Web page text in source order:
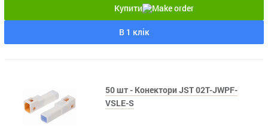
Купити
В 1 клік
50 шт - Конектори JST 02T-JWPF-
VSLE-S